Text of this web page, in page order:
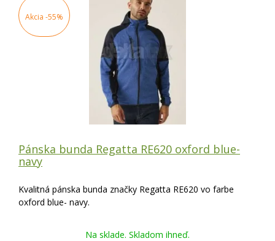
Akcia -55%
Pánska bunda Regatta RE620 oxford blue-
navy
Kvalitná pánska bunda značky Regatta RE620 vo farbe
oxford blue- navy.
Na sklade. Skladom ihneď.